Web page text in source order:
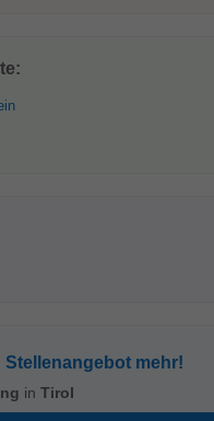
mehr!
in Tirol